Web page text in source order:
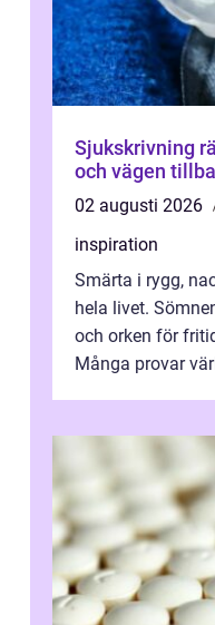
Sjukskrivning rättigheter, ersättning
och vägen
02 augusti 2026
inspiration
Smärta i rygg,
hela livet.
och orken för
Många provar